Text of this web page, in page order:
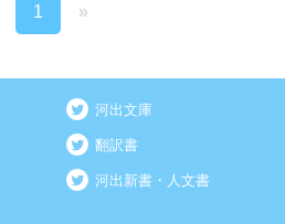
1 »
河出文庫
翻訳書
河出新書・人文書